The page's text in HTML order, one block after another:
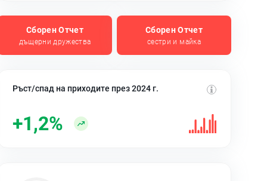
Сборен Отчет
дъщерни дружества
Сборен Отчет
сестри и майка
Ръст/спад на приходите през 2024 г.
+1,2%